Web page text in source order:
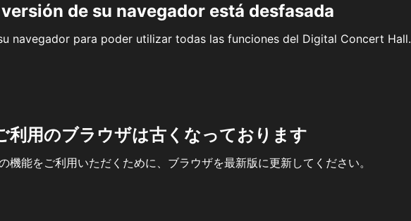
de su navegador está desfasada
navegador para poder utilizar todas las funciones del Digital Concert Hall.
利用のブラウザは古くなっております
機能をご利用いただくために、ブラウザを最新版に更新してください。